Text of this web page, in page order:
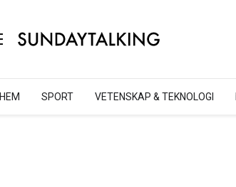
HEM SPORT VETENSKAP & TEKNOLOGI